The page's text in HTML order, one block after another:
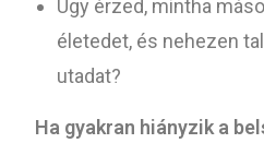
Úgy érzed, mintha
életedet, és nehezen
utadat?
Ha gyakran hiányzik a